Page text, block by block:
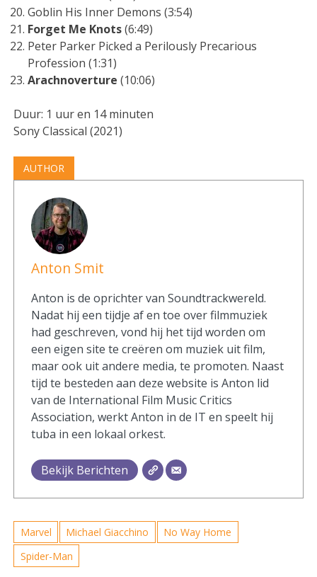
Goblin His Inner Demons (3:54)
Forget Me Knots(6:49)
Peter Parker Picked a Perilously Precarious
Profession (1:31)
Arachnoverture (10:06)
Duur: 1 uur en 14 minuten
Sony Classical (2021)
AUTHOR
Anton Smit
Anton is de oprichter van Soundtrackwereld.
Nadat hij een tijdje af en toe over filmmuziek
had geschreven, vond hij het tijd worden om
een eigen site te creëren om muziek uit film,
maar ook uit andere media, te promoten. Naast
tijd te besteden aan deze website is Anton lid
van de International Film Music Critics
Association, werkt Anton in de IT en speelt hij
tuba in een lokaal orkest.
Bekijk Berichten
Marvel Michael Giacchino
No Way Home
Spider-Man